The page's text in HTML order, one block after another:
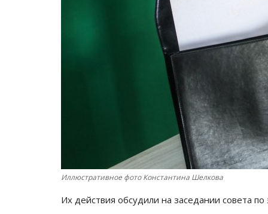
Иллюстративное фото Константина Шелкова
Их действия обсудили на заседании совета